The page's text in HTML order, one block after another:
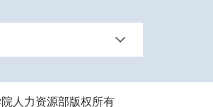
人力资源部版权所有